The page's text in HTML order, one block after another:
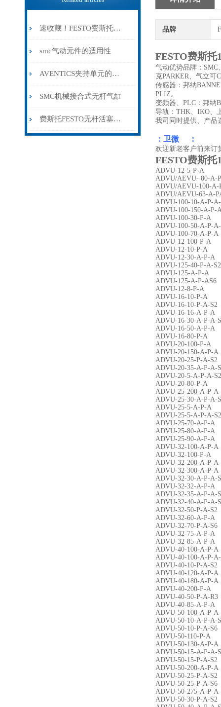
速收藏！FESTO费斯托气缸常见故障的解决方法分享
smc气动元件的适用性
AVENTICS夹持单元的维护保养方法分享
SMC机械接合式无杆气缸
费斯托FESTO无杆活塞气缸
品牌
FESTO费斯托
气动优势品牌：SMC
克PARKER、气立可
传感器：邦纳
PLIZ。
变频器、PLC：邦纳
导轨：THK、IKO
我司同时提供、产
：卫微 ：
欢迎新老客户前来订
FESTO费斯托
ADVU-12-5-P-A
ADVU/AEVU- 80-A-
ADVU/AEVU-100-A-
ADVU/AEVU-63-A-
ADVU-100-10-A-P-
ADVU-100-150-A-P-
ADVU-100-30-P-A
ADVU-100-50-A-P-
ADVU-100-70-A-P-A
ADVU-12-100-P-A
ADVU-12-10-P-A
ADVU-12-30-A-P-A
ADVU-125-40-P-A-S2
ADVU-125-A-P-A
ADVU-125-A-P-AS6
ADVU-12-8-P-A
ADVU-16-10-P-A
ADVU-16-10-P-A-S2
ADVU-16-16-A-P-A
ADVU-16-30-A-P-A-
ADVU-16-50-A-P-A
ADVU-16-80-P-A
ADVU-20-100-P-A
ADVU-20-150-A-P-A
ADVU-20-25-P-A-S2
ADVU-20-35-A-P-A-
ADVU-20-5-A-P-A-S2
ADVU-20-80-P-A
ADVU-25-200-A-P-A
ADVU-25-30-A-P-A-
ADVU-25-5-A-P-A
ADVU-25-5-A-P-A-
ADVU-25-70-A-P-A
ADVU-25-80-A-P-A
ADVU-25-90-A-P-A
ADVU-32-100-A-P-A
ADVU-32-100-P-A
ADVU-32-200-A-P-A
ADVU-32-300-A-P-A
ADVU-32-30-A-P-A-
ADVU-32-32-A-P-A
ADVU-32-35-A-P-A-
ADVU-32-40-A-P-A-
ADVU-32-50-P-A-S2
ADVU-32-60-A-P-A
ADVU-32-70-P-A-S6
ADVU-32-75-A-P-A
ADVU-32-85-A-P-A
ADVU-40-100-A-P-A
ADVU-40-100-A-P-
ADVU-40-10-P-A-S2
ADVU-40-120-A-P-A
ADVU-40-180-A-P-A
ADVU-40-200-P-A
ADVU-40-50-P-A-R3
ADVU-40-85-A-P-A
ADVU-50-100-A-P-A
ADVU-50-10-A-P-A-
ADVU-50-10-P-A-S6
ADVU-50-110-P-A
ADVU-50-130-A-P-A
ADVU-50-15-A-P-A-
ADVU-50-15-P-A-S2
ADVU-50-200-A-P-A
ADVU-50-25-P-A-S2
ADVU-50-25-P-A-S6
ADVU-50-275-A-P-A
ADVU-50-30-P-A-S2